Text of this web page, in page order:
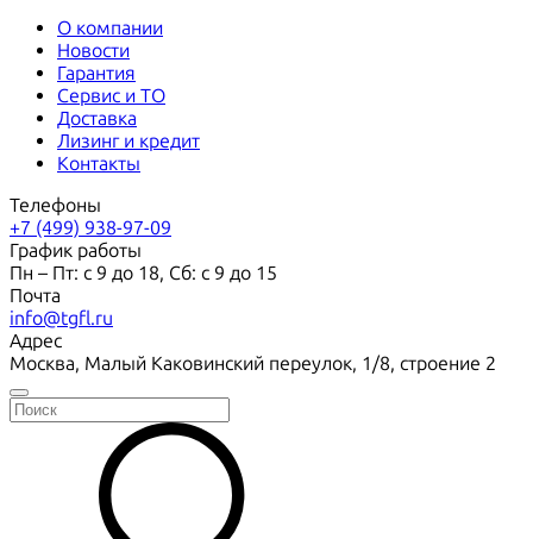
О компании
Новости
Гарантия
Сервис и ТО
Доставка
Лизинг и кредит
Контакты
Телефоны
+7 (499) 938-97-09
График работы
Пн – Пт: с 9 до 18, Сб: с 9 до 15
Почта
info@tgfl.ru
Адрес
Москва, Малый Каковинский переулок, 1/8, строение 2